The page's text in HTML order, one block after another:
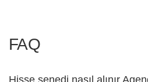
FAQ
Hisse senedi nasıl alınır